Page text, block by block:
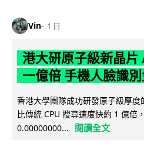
Vin 1 日
港大研原子級新晶片
一億倍 手機人臉識
香港大學團隊成功研發原子級厚度
比傳統 CPU 搜尋速度快約 1 億倍
0.00000000...
閱讀全文